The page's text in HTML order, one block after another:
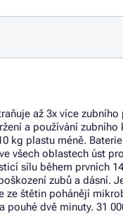
až 3x více
a používání zubního
kg plastu méně.
všech oblastech úst
sílu během prvních
zubů a dásní.
ze štětin pohánějí
dvě minuty. 31